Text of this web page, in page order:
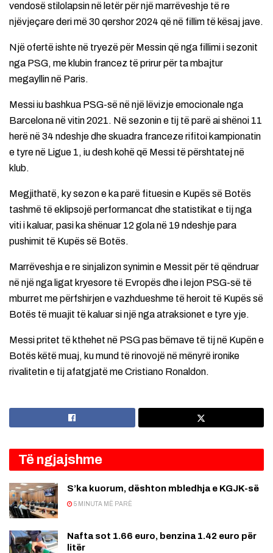
vendosë stilolapsin në letër për një marrëveshje të re
njëvjeçare deri më 30 qershor 2024 që në fillim të kësaj jave.
Një ofertë ishte në tryezë për Messin që nga fillimi i sezonit
nga PSG, me klubin francez të prirur për ta mbajtur
megayllin në Paris.
Messi iu bashkua PSG-së në një lëvizje emocionale nga
Barcelona në vitin 2021. Në sezonin e tij të parë ai shënoi 11
herë në 34 ndeshje dhe skuadra franceze rifitoi kampionatin
e tyre në Ligue 1, iu desh kohë që Messi të përshtatej në
klub.
Megjithatë, ky sezon e ka parë fituesin e Kupës së Botës
tashmë të eklipsojë performancat dhe statistikat e tij nga
viti i kaluar, pasi ka shënuar 12 gola në 19 ndeshje para
pushimit të Kupës së Botës.
Marrëveshja e re sinjalizon synimin e Messit për të qëndruar
në një nga ligat kryesore të Evropës dhe i lejon PSG-së të
mburret me përfshirjen e vazhdueshme të heroit të Kupës së
Botës të muajit të kaluar si një nga atraksionet e tyre yje.
Messi pritet të kthehet në PSG pas bëmave të tij në Kupën e
Botës këtë muaj, ku mund të rinovojë në mënyrë ironike
rivalitetin e tij afatgjatë me Cristiano Ronaldon.
Të ngjajshme
S’ka kuorum, dështon mbledhja e KGJK-së
5 MINUTA MË PARË
Nafta sot 1.66 euro, benzina 1.42 euro për
litër